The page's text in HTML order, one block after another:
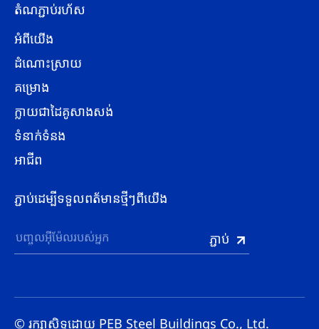
តំណភ្ជាប់រហ័ស
អំពីយើង
ដំណោះស្រាយ
គម្រោង
ក្លាយជាដៃគូសាងសង់
ទំនាក់ទំនង
អាជីព
ភ្ជាប់ដេម្បីទទួលពត័មានថ្មីៗពីយើង
© រក្សាសិទ្ធដោយ PEB Steel Buildings Co., Ltd.